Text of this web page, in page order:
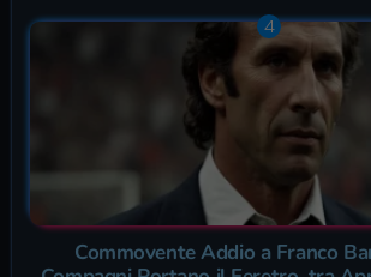
Commovente Addio a Franco